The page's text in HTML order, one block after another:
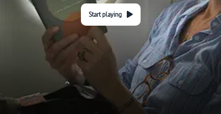
Start playing